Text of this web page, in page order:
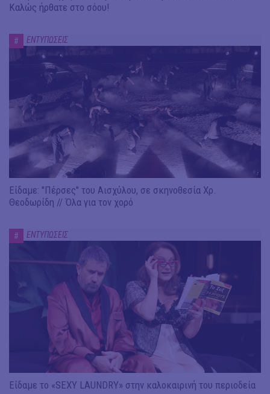
Καλώς ήρθατε στο σόου!
# ΕΝΤΥΠΩΣΕΙΣ
Είδαμε: "Πέρσες" του Αισχύλου, σε σκηνοθεσία Χρ.
Θεοδωρίδη // Όλα για τον χορό
# ΕΝΤΥΠΩΣΕΙΣ
Είδαμε το «SEXY LAUNDRY» στην καλοκαιρινή του περιοδεία